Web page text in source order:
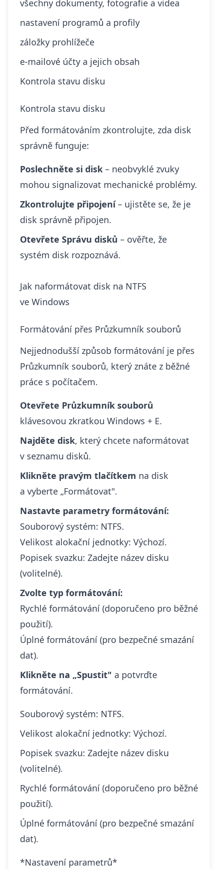
všechny dokumenty, fotografie a videa
nastavení programů a profily
záložky prohlížeče
e-mailové účty a jejich obsah
Kontrola stavu disku
Kontrola stavu disku
Před formátováním zkontrolujte, zda disk
správně funguje:
Poslechněte si disk – neobvyklé zvuky
mohou signalizovat mechanické problémy.
Zkontrolujte připojení– ujistěte se, že je
disk správně připojen.
Otevřete Správu disků – ověřte, že
systém disk rozpoznává.
Jak naformátovat disk na NTFS
ve Windows
Formátování přes Průzkumník souborů
Nejjednodušší způsob formátování je přes
Průzkumník souborů, který znáte z běžné
práce s počítačem.
Otevřete Průzkumník souborů
klávesovou zkratkou Windows + E.
Najděte disk, který chcete naformátovat
v seznamu disků.
Klikněte pravým tlačítkem na disk
a vyberte „Formátovat".
Nastavte parametry formátování:
Souborový systém: NTFS.
Velikost alokační jednotky: Výchozí.
Popisek svazku: Zadejte název disku
(volitelné).
Zvolte typ formátování:
Rychlé formátování (doporučeno pro běžné
použití).
Úplné formátování (pro bezpečné smazání
dat).
Klikněte na „Spustit" a potvrďte
formátování.
Souborový systém: NTFS.
Velikost alokační jednotky: Výchozí.
Popisek svazku: Zadejte název disku
(volitelné).
Rychlé formátování (doporučeno pro běžné
použití).
Úplné formátování (pro bezpečné smazání
dat).
*Nastavení parametrů*